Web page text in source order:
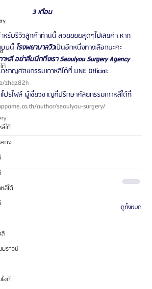
ต้
ลีใต้
ดง
ลีใต้
ลี
บราวน์
อดี
3 เดือน
หรับรีวิวลูกค้าท่านนี้ สวยยยยสุดๆไปเลยค่า หาก
บบนี้ โรงพยาบาลวิวเป็นอีกหนึ่งทางเลือกนะคะ
ลี อย่าลืมนึกถึงเรา Seoulyou Surgery Agency
ชาญศัลยกรรมเกาหลีได้ที่ LINE Official:
zhqz82h
author/seoulyou-surgery/
ดูทั้งหมด